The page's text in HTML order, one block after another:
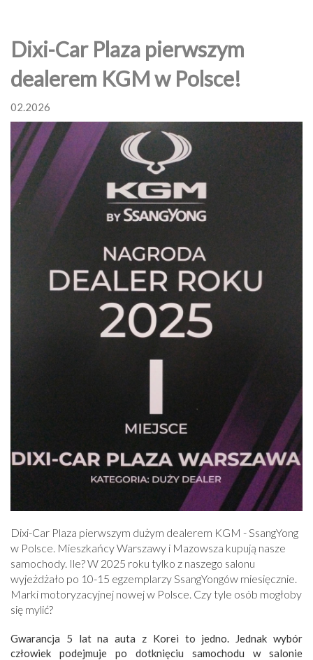
Dixi-Car Plaza pierwszym
dealerem KGM w Polsce!
02.2026
Dixi-Car Plaza pierwszym dużym dealerem KGM - SsangYong
w Polsce. Mieszkańcy Warszawy i Mazowsza kupują nasze
samochody. Ile? W 2025 roku tylko z naszego salonu
wyjeżdżało po 10-15 egzemplarzy SsangYongów miesięcznie.
Marki motoryzacyjnej nowej w Polsce. Czy tyle osób mogłoby
się mylić?
Gwarancja 5 lat na auta z Korei to jedno. Jednak wybór
człowiek podejmuje po dotknięciu samochodu w salonie